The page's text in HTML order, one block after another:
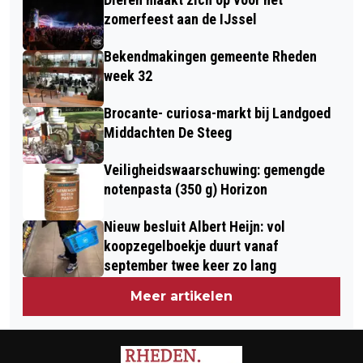
RHEDEN
KONINGSDAG IN VELP
zomerfeest aan de IJssel
Bekendmakingen gemeente Rheden
week 32
Brocante- curiosa-markt bij Landgoed
Middachten De Steeg
Veiligheidswaarschuwing: gemengde
notenpasta (350 g) Horizon
Nieuw besluit Albert Heijn: vol
koopzegelboekje duurt vanaf
september twee keer zo lang
Meer artikelen